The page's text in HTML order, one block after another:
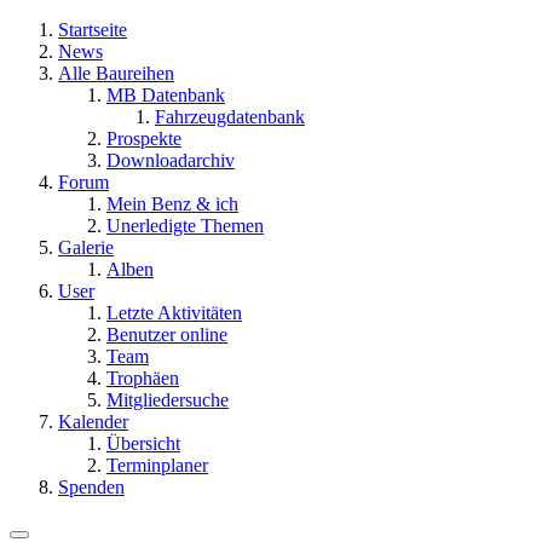
Startseite
News
Alle Baureihen
MB Datenbank
Fahrzeugdatenbank
Prospekte
Downloadarchiv
Forum
Mein Benz & ich
Unerledigte Themen
Galerie
Alben
User
Letzte Aktivitäten
Benutzer online
Team
Trophäen
Mitgliedersuche
Kalender
Übersicht
Terminplaner
Spenden